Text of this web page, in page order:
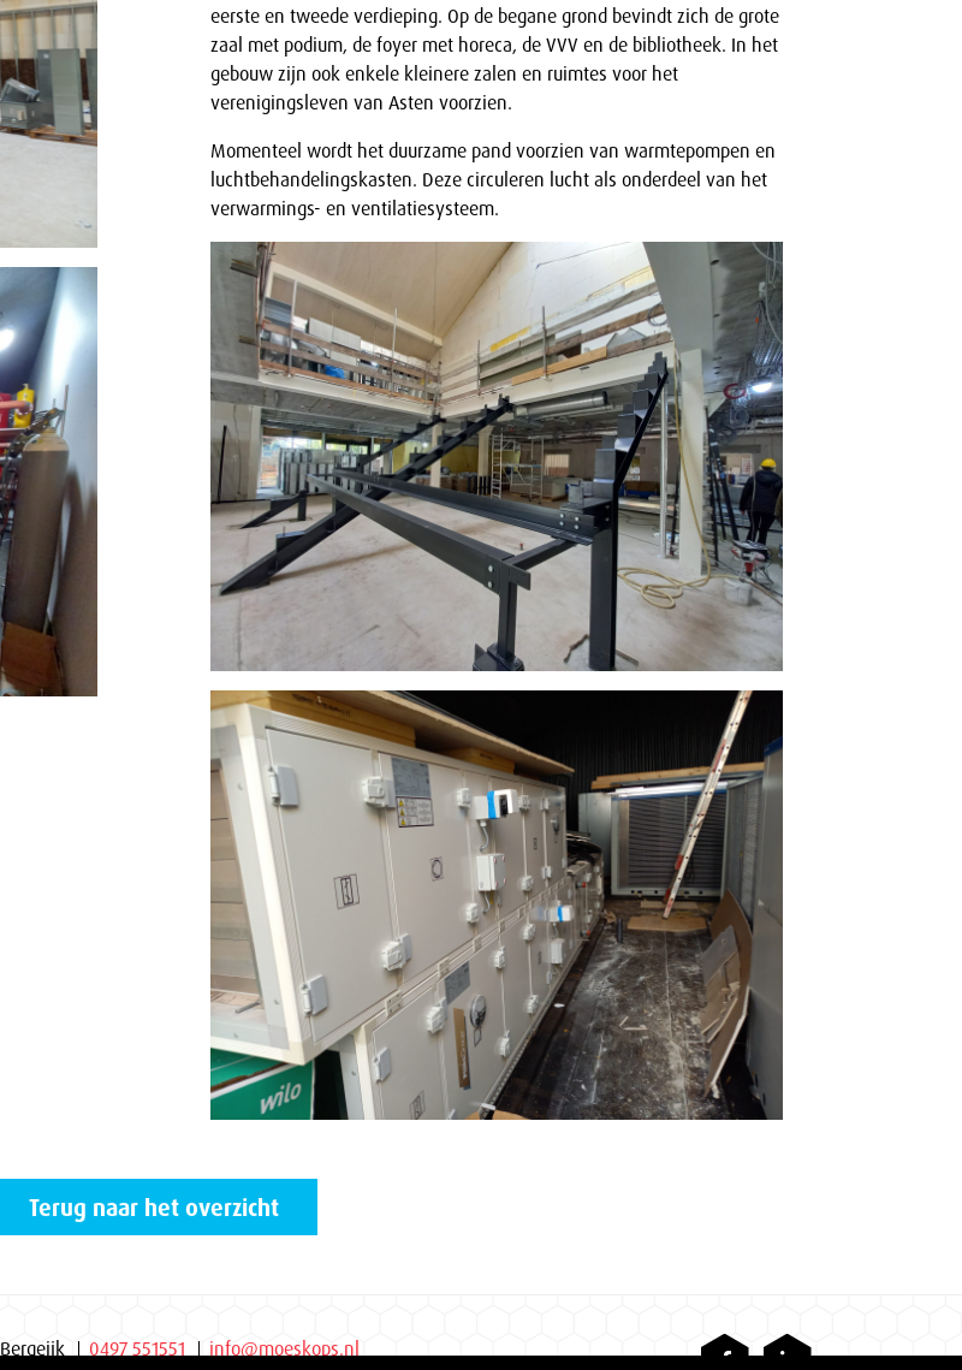
eerste en tweede verdieping. Op de begane grond bevindt zich de grote
zaal met podium, de foyer met horeca, de VVV en de bibliotheek. In het
gebouw zijn ook enkele kleinere zalen en ruimtes voor het
verenigingsleven van Asten voorzien.
Momenteel wordt het duurzame pand voorzien van warmtepompen en
luchtbehandelingskasten. Deze circuleren lucht als onderdeel van het
verwarmings- en ventilatiesysteem.
Terug naar het overzicht
Bergeijk 0497 551551 info@moeskops.nl